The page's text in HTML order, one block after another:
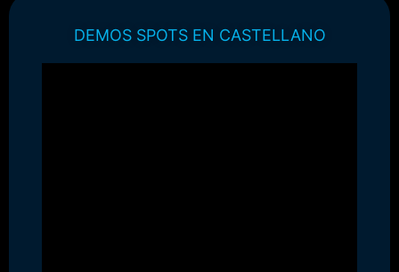
DEMOS SPOTS EN CASTELLANO